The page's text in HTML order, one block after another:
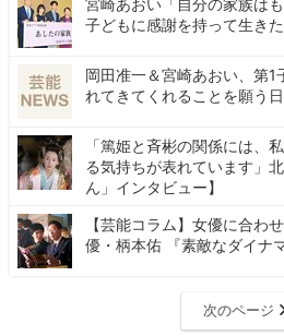
宮崎あおい「自分の家族は
子どもに感謝を持って生きた
岡田准一＆宮崎あおい、第1
れてきてくれることを願う日
「篤姫と斉彬の関係には、
る気持ちが表れています」
ん」インタビュー】
【芸能コラム】女優に合わ
優・柄本佑 『素敵なダイナ
次のページ